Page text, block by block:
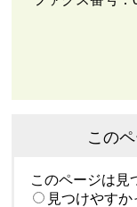
この
このページは見
見つけやすか